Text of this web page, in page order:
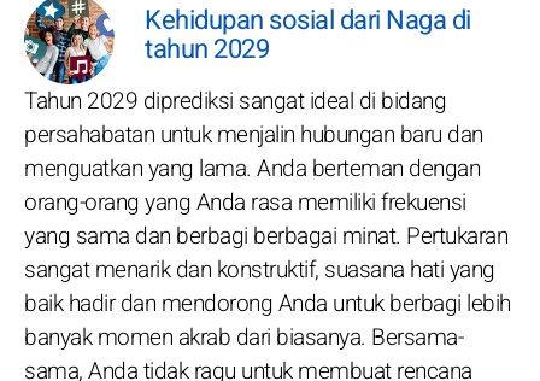
Kehidupan sosial dari Naga di
tahun 2029
Tahun 2029 diprediksi sangat ideal di bidang
persahabatan untuk menjalin hubungan baru dan
menguatkan yang lama. Anda berteman dengan
orang-orang yang Anda rasa memiliki frekuensi
yang sama dan berbagi berbagai minat. Pertukaran
sangat menarik dan konstruktif, suasana hati yang
baik hadir dan mendorong Anda untuk berbagi lebih
banyak momen akrab dari biasanya. Bersama-
sama, Anda tidak ragu untuk membuat rencana